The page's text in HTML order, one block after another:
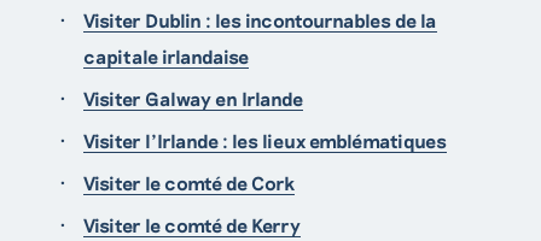
Visiter Dublin : les incontournables de la
capitale irlandaise
Visiter Galway en Irlande
Visiter l'Irlande : les lieux emblématiques
Visiter le comté de Cork
Visiter le comté de Kerry